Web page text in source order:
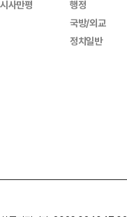
시사만평
행정
국방/외교
정치일반